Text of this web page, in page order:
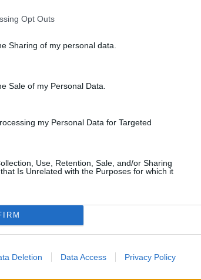
Opt Outs
Sharing of my personal data.
Sale of my Personal Data.
my Personal Data for Targeted
Use, Retention, Sale, and/or Sharing
Is Unrelated with the Purposes for which it
Deletion Data Access Privacy Policy
των συμπτωμάτων, είτε μετά την
αντισωμάτων γίνεται με απλή
Η εξέταση γίνεται χωρίς
υπό συνθήκες πλήρους ασφάλειας,
Το αποτέλεσμα μπορεί να
το μεσημέρι, διαφορετικά